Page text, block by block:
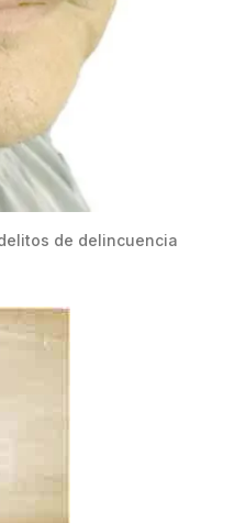
de delincuencia